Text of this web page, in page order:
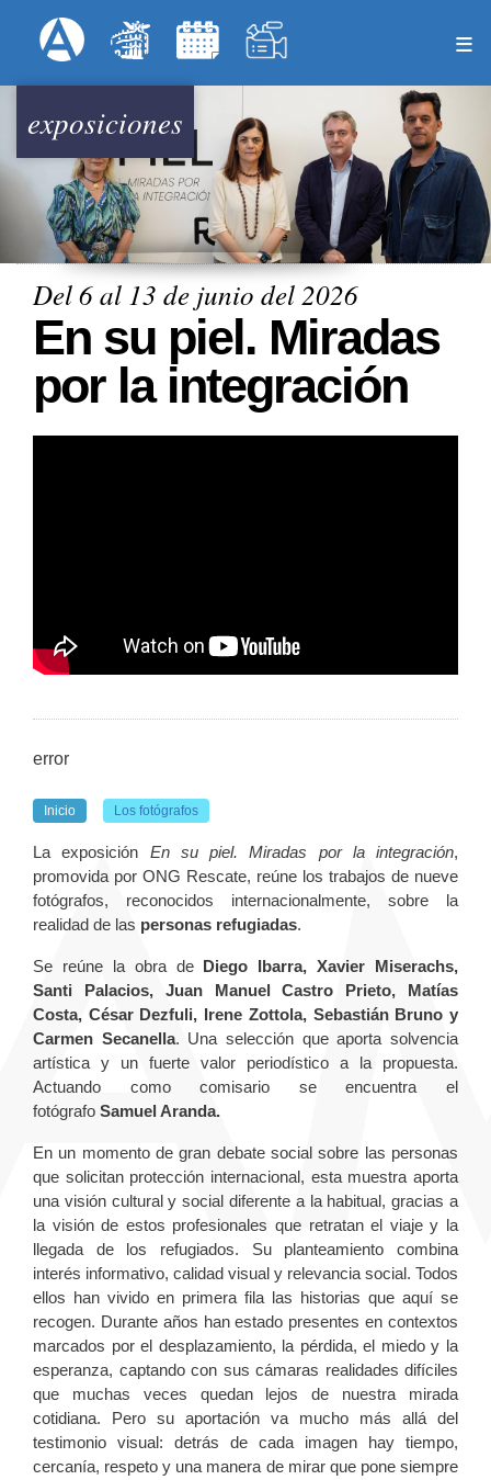
al
Menú Superior
exposiciones
Del 6 al 13 de junio del 2026
En su piel. Miradas
por la integración
error
Inicio Los fotógrafos
La exposición En su piel. Miradas por la integración,
promovida por ONG Rescate, reúne los trabajos de nueve
fotógrafos, reconocidos internacionalmente, sobre la
realidad de las personas refugiadas.
Se reúne la obra de Diego Ibarra, Xavier Miserachs,
Santi Palacios, Juan Manuel Castro Prieto, Matías
Costa, César Dezfuli, Irene Zottola, Sebastián Bruno y
Carmen Secanella. Una selección que aporta solvencia
artística y un fuerte valor periodístico a la propuesta.
Actuando como comisario se encuentra el
fotógrafo Samuel Aranda.
En un momento de gran debate social sobre las personas
que solicitan protección internacional, esta muestra aporta
una visión cultural y social diferente a la habitual, gracias a
la visión de estos profesionales que retratan el viaje y la
llegada de los refugiados. Su planteamiento combina
interés informativo, calidad visual y relevancia social. Todos
ellos han vivido en primera fila las historias que aquí se
recogen. Durante años han estado presentes en contextos
marcados por el desplazamiento, la pérdida, el miedo y la
esperanza, captando con sus cámaras realidades difíciles
que muchas veces quedan lejos de nuestra mirada
cotidiana. Pero su aportación va mucho más allá del
testimonio visual: detrás de cada imagen hay tiempo,
cercanía, respeto y una manera de mirar que pone siempre